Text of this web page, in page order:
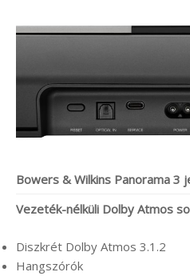
Bowers & Wilkins Panorama 3
Vezeték-nélküli Dolby Atmos
Diszkrét Dolby Atmos 3.1.2
Hangszórók